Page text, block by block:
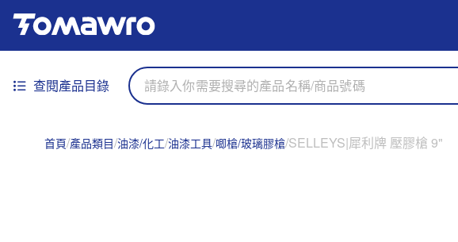
查閱產品目錄
首頁 產品類目 油漆/化工 油漆工具 唧槍/玻璃膠槍 SELLEYS|犀利牌 壓膠槍 9"